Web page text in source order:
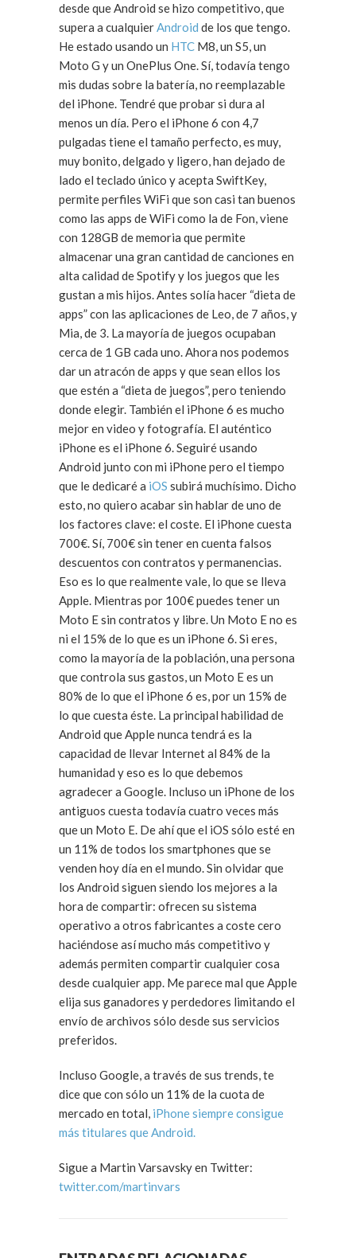
desde que Android se hizo competitivo, que
supera a cualquierAndroid de los que tengo.
He estado usando un HTC M8, un S5, un
Moto G y un OnePlus One. Sí, todavía tengo
mis dudas sobre la batería, no reemplazable
del iPhone. Tendré que probar si dura al
menos un día. Pero el iPhone 6 con 4,7
pulgadas tiene el tamaño perfecto, es muy,
muy bonito, delgado y ligero, han dejado de
lado el teclado único y acepta SwiftKey,
permite perfiles WiFi que son casi tan buenos
como las apps de WiFi como la de Fon, viene
con 128GB de memoria que permite
almacenar una gran cantidad de canciones en
alta calidad de Spotify y los juegos que les
gustan a mis hijos. Antes solía hacer “dieta de
apps” con las aplicaciones de Leo, de 7 años, y
Mia, de 3. La mayoría de juegos ocupaban
cerca de 1 GB cada uno. Ahora nos podemos
dar un atracón de apps y que sean ellos los
que estén a “dieta de juegos”, pero teniendo
donde elegir. También el iPhone 6 es mucho
mejor en video y fotografía. El auténtico
iPhone es el iPhone 6. Seguiré usando
Android junto con mi iPhone pero el tiempo
que le dedicaré a iOS subirá muchísimo. Dicho
esto, no quiero acabar sin hablar de uno de
los factores clave: el coste. El iPhone cuesta
700€. Sí, 700€ sin tener en cuenta falsos
descuentos con contratos y permanencias.
Eso es lo que realmente vale, lo que se lleva
Apple. Mientras por 100€ puedes tener un
Moto E sin contratos y libre. Un Moto E no es
ni el 15% de lo que es un iPhone 6. Si eres,
como la mayoría de la población, una persona
que controla sus gastos, un Moto E es un
80% de lo que el iPhone 6 es, por un 15% de
lo que cuesta éste. La principal habilidad de
Android que Apple nunca tendrá es la
capacidad de llevar Internet al 84% de la
humanidad y eso es lo que debemos
agradecer a Google. Incluso un iPhone de los
antiguos cuesta todavía cuatro veces más
que un Moto E. De ahí que el iOS sólo esté en
un 11% de todos los smartphones que se
venden hoy día en el mundo. Sin olvidar que
los Android siguen siendo los mejores a la
hora de compartir: ofrecen su sistema
operativo a otros fabricantes a coste cero
haciéndose así mucho más competitivo y
además permiten compartir cualquier cosa
desde cualquier app. Me parece mal que Apple
elija sus ganadores y perdedores limitando el
envío de archivos sólo desde sus servicios
preferidos.
Incluso Google, a través de sus trends, te
dice que con sólo un 11% de la cuota de
mercado en total, iPhone siempre consigue
más titulares que Android.
Sigue a Martin Varsavsky en Twitter:
twitter.com/martinvars